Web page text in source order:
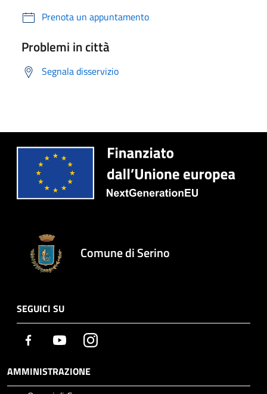
Prenota un appuntamento
Problemi in città
Segnala disservizio
Comune di Serino
SEGUICI SU
Facebook YoutubeInstagram
AMMINISTRAZIONE